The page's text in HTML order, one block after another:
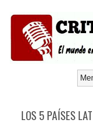
LOS 5 PAÍSES